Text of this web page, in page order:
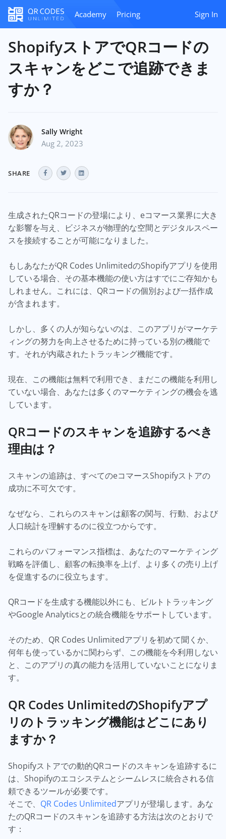
Academy Pricing Sign In
ShopifyストアでQRコードの
スキャンをどこで追跡できま
すか？
Sally Wright
Aug 2, 2023
SHARE
生成されたQRコードの登場により、eコマース業界に大き
な影響を与え、ビジネスが物理的な空間とデジタルスペー
スを接続することが可能になりました。
もしあなたがQR Codes UnlimitedのShopifyアプリを使用
している場合、その基本機能の使い方はすでにご存知かも
しれません。これには、QRコードの個別および一括作成
が含まれます。
しかし、多くの人が知らないのは、このアプリがマーケテ
ィングの努力を向上させるために持っている別の機能で
す。それが内蔵されたトラッキング機能です。
現在、この機能は無料で利用でき、まだこの機能を利用し
ていない場合、あなたは多くのマーケティングの機会を逃
しています。
QRコードのスキャンを追跡するべき
理由は？
スキャンの追跡は、すべてのeコマースShopifyストアの
成功に不可欠です。
なぜなら、これらのスキャンは顧客の関与、行動、および
人口統計を理解するのに役立つからです。
これらのパフォーマンス指標は、あなたのマーケティング
戦略を評価し、顧客の転換率を上げ、より多くの売り上げ
を促進するのに役立ちます。
QRコードを生成する機能以外にも、ビルトトラッキング
やGoogle Analyticsとの統合機能をサポートしています。
そのため、QR Codes Unlimitedアプリを初めて聞くか、
何年も使っているかに関わらず、この機能を今利用しない
と、このアプリの真の能力を活用していないことになりま
す。
QR Codes UnlimitedのShopifyアプ
リのトラッキング機能はどこにあり
ますか？
Shopifyストアでの動的QRコードのスキャンを追跡するに
は、Shopifyのエコシステムとシームレスに統合される信
頼できるツールが必要です。
そこで、 QR Codes Unlimitedアプリが登場します。あな
たのQRコードのスキャンを追跡する方法は次のとおりで
す：